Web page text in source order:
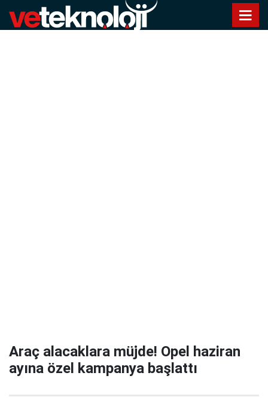
Araç alacaklara müjde! Opel haziran
ayına özel kampanya başlattı